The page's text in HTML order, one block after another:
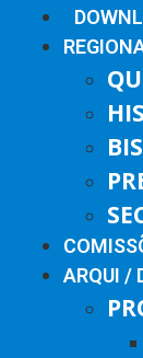
ARQUI /